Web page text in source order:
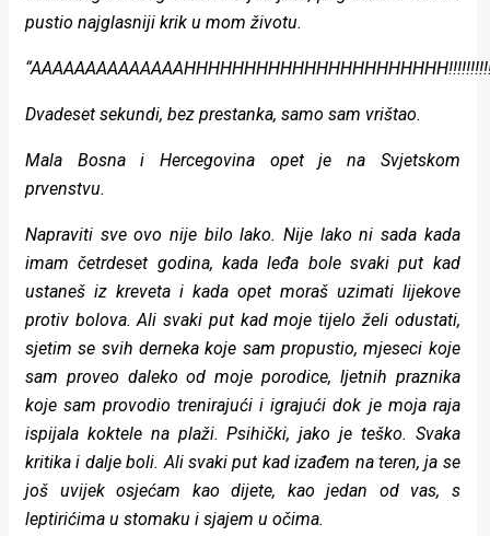
pustio najglasniji krik u mom životu.
Dvadeset sekundi, bez prestanka, samo sam vrištao.
Mala Bosna i Hercegovina opet je na Svjetskom
prvenstvu.
Napraviti sve ovo nije bilo lako. Nije lako ni sada kada
imam četrdeset godina, kada leđa bole svaki put kad
ustaneš iz kreveta i kada opet moraš uzimati lijekove
protiv bolova. Ali svaki put kad moje tijelo želi odustati,
sjetim se svih derneka koje sam propustio, mjeseci koje
sam proveo daleko od moje porodice, ljetnih praznika
koje sam provodio trenirajući i igrajući dok je moja raja
ispijala koktele na plaži. Psihički, jako je teško. Svaka
kritika i dalje boli. Ali svaki put kad izađem na teren, ja se
još uvijek osjećam kao dijete, kao jedan od vas, s
leptirićima u stomaku i sjajem u očima.